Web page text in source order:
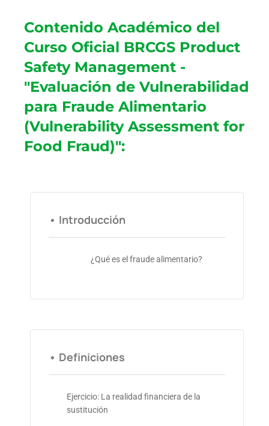
Contenido Académico del
Curso Oficial BRCGS Product
Safety Management -
"Evaluación de Vulnerabilidad
para Fraude Alimentario
(Vulnerability Assessment for
Food Fraud)":
• Introducción
¿Qué es el fraude alimentario?
• Definiciones
Ejercicio: La realidad financiera de la
sustitución